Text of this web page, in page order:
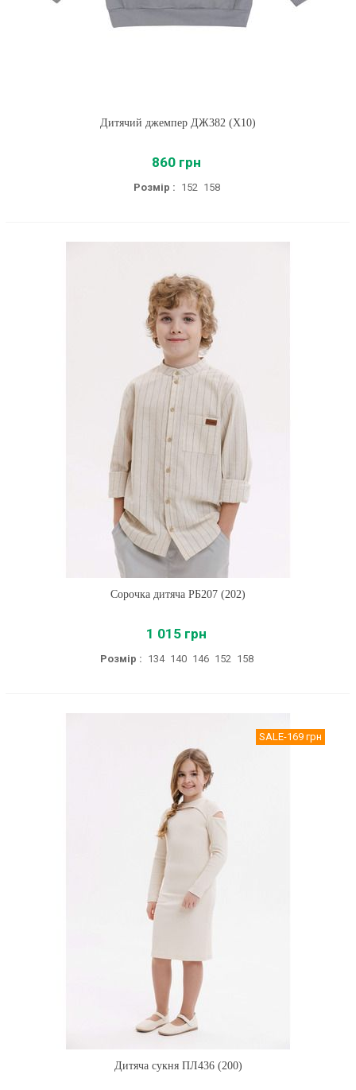
Дитячий джемпер ДЖ382 (X10)
860 грн
Розмір : 152 158
Сорочка дитяча РБ207 (202)
1 015 грн
Розмір : 134 140 146 152 158
SALE-169 грн
Дитяча сукня ПЛ436 (200)